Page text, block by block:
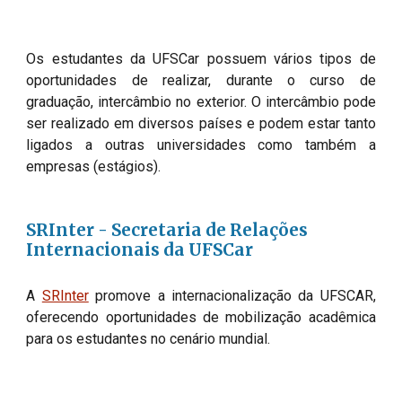
Os estudantes da UFSCar possuem vários tipos de
oportunidades de realizar, durante o curso de
graduação, intercâmbio no exterior. O intercâmbio pode
ser realizado em diversos países e podem estar tanto
ligados a outras universidades como também a
empresas (estágios).
SRInter - Secretaria de Relações
Internacionais da UFSCar
A SRInter promove a internacionalização da UFSCAR,
oferecendo oportunidades de mobilização acadêmica
para os estudantes no cenário mundial.